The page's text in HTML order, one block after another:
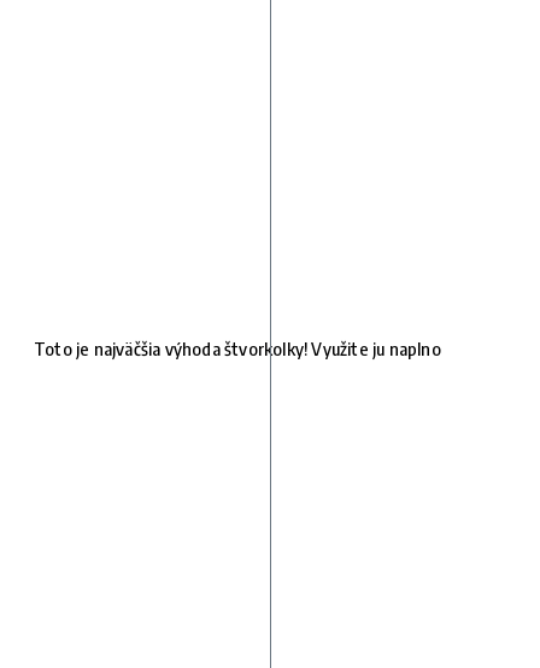
Toto je najväčšia výhoda štvorkolky! Využite ju naplno